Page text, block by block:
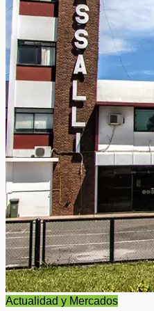
Actualidad y Mercados